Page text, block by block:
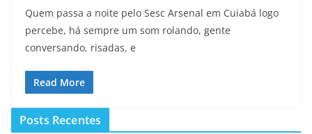
Quem passa a noite pelo Sesc Arsenal em Cuiabá logo
percebe, há sempre um som rolando, gente
conversando, risadas, e
Read More
Posts Recentes